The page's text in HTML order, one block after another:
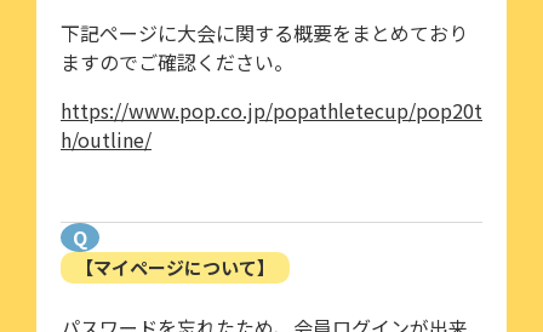
下記ページに大会に関する概要をまとめており
ますのでご確認ください。
https://www.pop.co.jp/popathletecup/pop20t
h/outline/
Q
【マイページについて】